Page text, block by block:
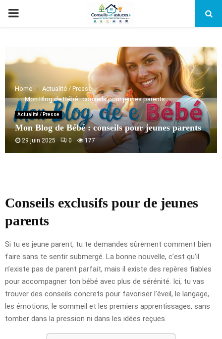
PRIMARY
Home
Actualité / Presse
Mon Blog de Bébé : conseils pour jeunes parents
Actualité / Presse
Mon Blog de Bébé : conseils pour jeunes parents
29 juin 2025 0 177
Conseils exclusifs pour de jeunes
parents
Si tu es jeune parent, tu te demandes sûrement comment bien
faire sans te sentir submergé. La bonne nouvelle, c’est qu’il
n’existe pas de parent parfait, mais il existe des repères fiables
pour accompagner ton bébé avec plus de sérénité. Ici, tu vas
trouver des conseils concrets pour favoriser l’éveil, le langage,
les émotions, le sommeil et les premiers apprentissages, sans
tomber dans la pression ni dans les idées reçues.